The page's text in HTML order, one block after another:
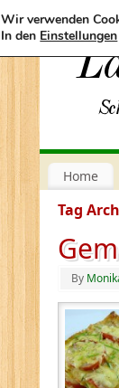
Home
Tag
By
Wir verwenden
In den Einstellungen